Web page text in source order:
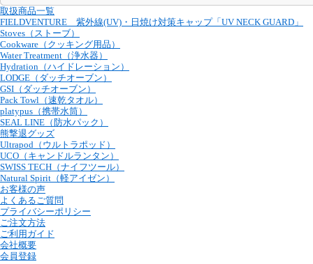
取扱商品一覧
FIELDVENTURE 紫外線(UV)・日焼け対策キャップ「UV NECK GUARD」
Stoves（ストーブ）
Cookware（クッキング用品）
Water Treatment（浄水器）
Hydration（ハイドレーション）
LODGE（ダッチオーブン）
GSI（ダッチオーブン）
Pack Towl（速乾タオル）
platypus（携帯水筒）
SEAL LINE（防水パック）
熊撃退グッズ
Ultrapod（ウルトラポッド）
UCO（キャンドルランタン）
SWISS TECH（ナイフツール）
Natural Spirit（軽アイゼン）
お客様の声
よくあるご質問
プライバシーポリシー
ご注文方法
ご利用ガイド
会社概要
会員登録